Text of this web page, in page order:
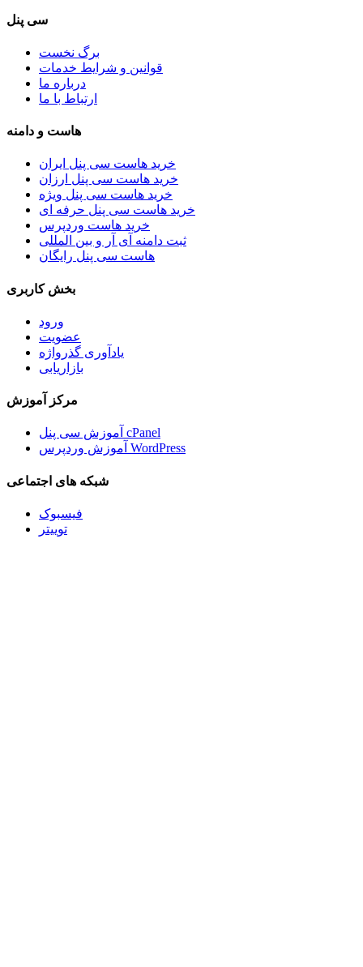
سی پنل
برگ نخست
قوانین و شرایط خدمات
درباره ما
ارتباط با ما
هاست و دامنه
خرید هاست سی پنل ایران
خرید هاست سی پنل ارزان
خرید هاست سی پنل ویژه
خرید هاست سی پنل حرفه ای
خرید هاست وردپرس
ثبت دامنه آی آر و بین المللی
هاست سی پنل رایگان
بخش کاربری
ورود
عضویت
یادآوری گذرواژه
بازاریابی
مرکز آموزش
آموزش سی پنل cPanel
آموزش وردپرس WordPress
شبکه های اجتماعی
فیسبوک
توییتر